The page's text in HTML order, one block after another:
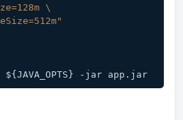
\
${JAVA_OPTS} -jar app.jar